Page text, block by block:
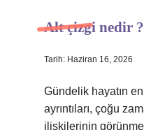
Hakkımızda
Alt çizgi nedir ?
Tarih: Haziran 16, 2026
Gündelik hayatın
ayrıntıları, çoğu
ilişkilerinin